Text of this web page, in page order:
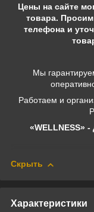
Цены на сайте
товара. Просим
телефона и
Мы
Работаем и
«WELLNESS»
Скрыть
Характеристики